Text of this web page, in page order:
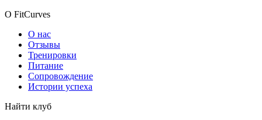
О FitCurves
О нас
Отзывы
Тренировки
Питание
Сопровождение
Истории успеха
Найти клуб